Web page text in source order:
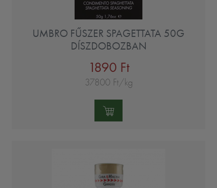
UMBRO FŰSZER SPAGETTATA 50G
DÍSZDOBOZBAN
1890 Ft
37800 Ft/kg
Mennyiség: